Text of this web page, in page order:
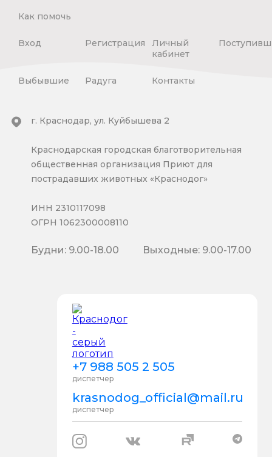
Как помочь
Вход Регистрация
Личный
кабинет
Выбывшие Радуга Контакты
+7 988 505 2 505
диспетчер
krasnodog_official@mail.ru
диспетчер
г. Краснодар, ул. Куйбышева 2
Краснодарская городская благотворительная
общественная организация Приют для
пострадавших животных «Краснодог»
ИНН 2310117098
ОГРН 1062300008110
Будни: 9.00-18.00 Выходные: 9.00-17.00